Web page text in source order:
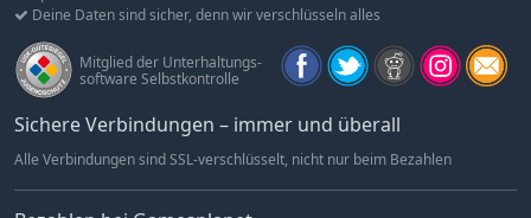
Deine Daten sind sicher, denn wir verschlüsseln alles
Mitglied der Unterhaltungs-
software Selbstkontrolle
Sichere Verbindungen – immer und überall
Alle Verbindungen sind SSL-verschlüsselt, nicht nur beim Bezahlen